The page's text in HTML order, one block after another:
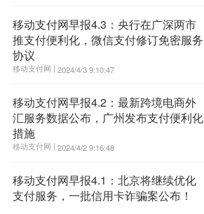
移动支付网早报4.3：央行在广深两市
推支付便利化，微信支付修订免密服务
协议
移动支付网 | 2024/4/3 9:10:47
移动支付网早报4.2：最新跨境电商外
汇服务数据公布，广州发布支付便利化
措施
移动支付网 | 2024/4/2 9:16:48
移动支付网早报4.1：北京将继续优化
支付服务，一批信用卡诈骗案公布！